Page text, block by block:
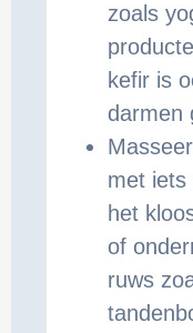
zoals
kefir is
darmen
met iets
het
of
ruws